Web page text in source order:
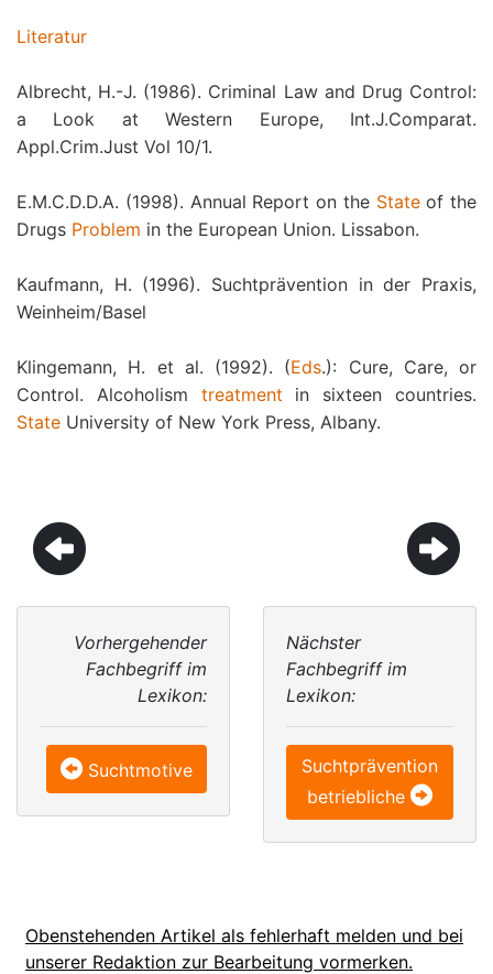
Literatur
Albrecht, H.-J. (1986). Criminal Law and Drug Control:
a Look at Western Europe, Int.J.Comparat.
Appl.Crim.Just Vol 10/1.
E.M.C.D.D.A. (1998). Annual Report on the Stateof the
Drugs Problem in the European Union. Lissabon.
Kaufmann, H. (1996). Suchtprävention in der Praxis,
Weinheim/Basel
Klingemann, H. et al. (1992). (Eds.): Cure, Care, or
Control. Alcoholism treatment in sixteen countries.
State University of New York Press, Albany.
Vorhergehender
Fachbegriff im
Lexikon:
Suchtmotive
Nächster
Fachbegriff im
Lexikon:
Suchtprävention
betriebliche
Obenstehenden Artikel als fehlerhaft melden und bei
unserer Redaktion zur Bearbeitung vormerken.